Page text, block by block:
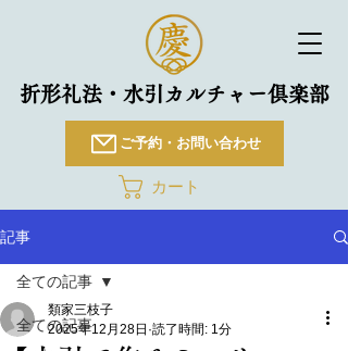
折形礼法・水引カルチャー倶楽部
ご予約・お問い合わせ
カート
記事
全ての記事
全ての記事
類家三枝子
2025年12月28日 読了時間: 1分